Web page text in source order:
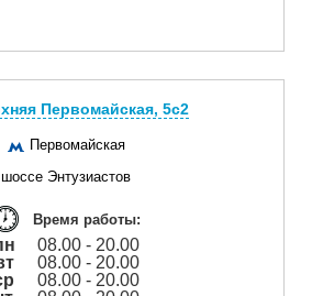
Первомайская, 5с2
Первомайская
шоссе Энтузиастов
Время работы:
08.00 - 20.00
08.00 - 20.00
08.00 - 20.00